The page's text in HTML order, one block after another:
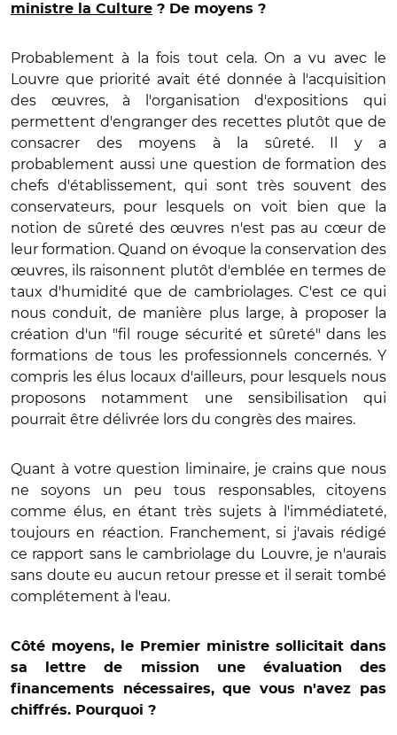
ministre la Culture ? De moyens ?
Probablement à la fois tout cela. On a vu avec le
Louvre que priorité avait été donnée à l'acquisition
des œuvres, à l'organisation d'expositions qui
permettent d'engranger des recettes plutôt que de
consacrer des moyens à la sûreté. Il y a
probablement aussi une question de formation des
chefs d'établissement, qui sont très souvent des
conservateurs, pour lesquels on voit bien que la
notion de sûreté des œuvres n'est pas au cœur de
leur formation. Quand on évoque la conservation des
œuvres, ils raisonnent plutôt d'emblée en termes de
taux d'humidité que de cambriolages. C'est ce qui
nous conduit, de manière plus large, à proposer la
création d'un "fil rouge sécurité et sûreté" dans les
formations de tous les professionnels concernés. Y
compris les élus locaux d'ailleurs, pour lesquels nous
proposons notamment une sensibilisation qui
pourrait être délivrée lors du congrès des maires.
Quant à votre question liminaire, je crains que nous
ne soyons un peu tous responsables, citoyens
comme élus, en étant très sujets à l'immédiateté,
toujours en réaction. Franchement, si j'avais rédigé
ce rapport sans le cambriolage du Louvre, je n'aurais
sans doute eu aucun retour presse et il serait tombé
complétement à l'eau.
Côté moyens, le Premier ministre sollicitait dans
sa lettre de mission une évaluation des
financements nécessaires, que vous n'avez pas
chiffrés. Pourquoi ?